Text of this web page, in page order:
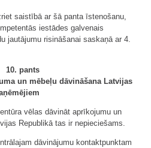
saistībā ar šā panta īstenošanu,
iestādes galvenais
jautājumu risināšanai saskaņā ar 4.
10. pants
un mēbeļu dāvināšana Latvijas
vēlas dāvināt aprīkojumu un
Republikā tas ir nepieciešams.
dāvinājumu kontaktpunktam